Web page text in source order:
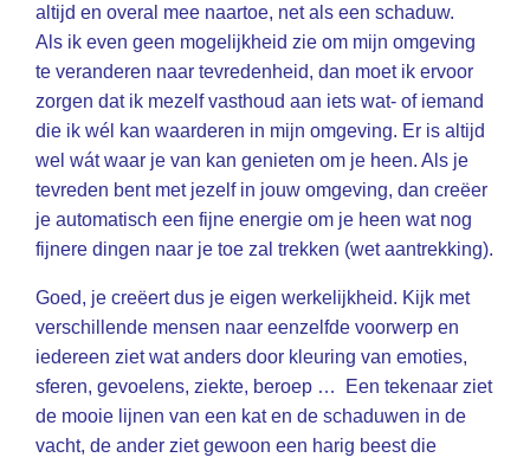
altijd en overal mee naartoe, net als een schaduw.
Als ik even geen mogelijkheid zie om mijn omgeving
te veranderen naar tevredenheid, dan moet ik ervoor
zorgen dat ik mezelf vasthoud aan iets wat- of iemand
die ik wél kan waarderen in mijn omgeving. Er is altijd
wel wát waar je van kan genieten om je heen. Als je
tevreden bent met jezelf in jouw omgeving, dan creëer
je automatisch een fijne energie om je heen wat nog
fijnere dingen naar je toe zal trekken (wet aantrekking).
Goed, je creëert dus je eigen werkelijkheid. Kijk met
verschillende mensen naar eenzelfde voorwerp en
iedereen ziet wat anders door kleuring van emoties,
sferen, gevoelens, ziekte, beroep … Een tekenaar ziet
de mooie lijnen van een kat en de schaduwen in de
vacht, de ander ziet gewoon een harig beest die